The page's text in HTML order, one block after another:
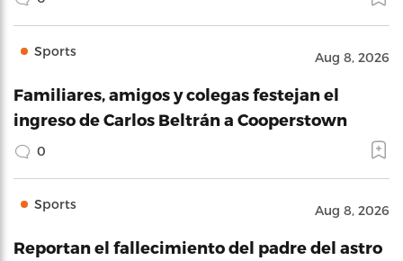
Sports Aug 8, 2026
Familiares, amigos y colegas festejan el
ingreso de Carlos Beltrán a Cooperstown
0
Sports Aug 8, 2026
Reportan el fallecimiento del padre del astro